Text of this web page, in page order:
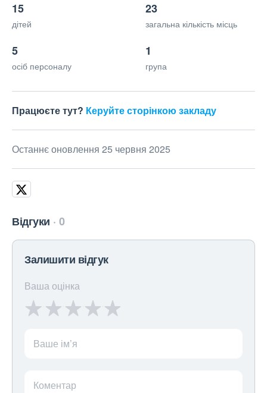
15
дітей
23
загальна кількість місць
5
осіб персоналу
1
група
Працюєте тут? Керуйте сторінкою закладу
Останнє оновлення 25 червня 2025
Відгуки 0
Залишити відгук
Ваша оцінка
Ваше ім’я
Коментар